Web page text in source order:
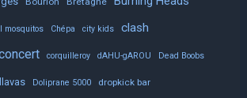
mosquitos Chépa city kids
clash
corquilleroy dAHU-gAROU Dead Boobs
Doliprane 5000 dropkick bar